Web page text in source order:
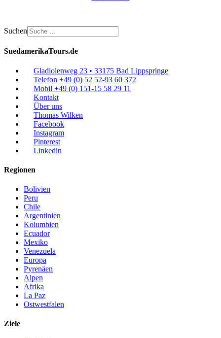
Suchen
SuedamerikaTours.de
Gladiolenweg 23 • 33175 Bad Lippspringe
Telefon +49 (0) 52 52-93 60 372
Mobil +49 (0) 151-15 58 29 11
Kontakt
Über uns
Thomas Wilken
Facebook
Instagram
Pinterest
Linkedin
Regionen
Bolivien
Peru
Chile
Argentinien
Kolumbien
Ecuador
Mexiko
Venezuela
Europa
Pyrenäen
Alpen
Afrika
La Paz
Ostwestfalen
Ziele